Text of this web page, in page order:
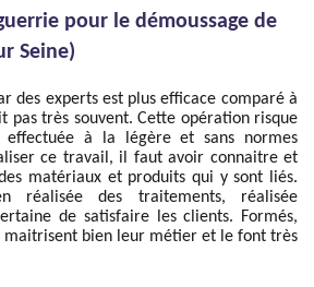
pour le démoussage de
Seine)
des experts est plus efficace comparé à
pas très souvent. Cette opération risque
effectuée à la légère et sans normes
ce travail, il faut avoir connaitre et
matériaux et produits qui y sont liés.
réalisée des traitements, réalisée
de satisfaire les clients. Formés,
maitrisent bien leur métier et le font très